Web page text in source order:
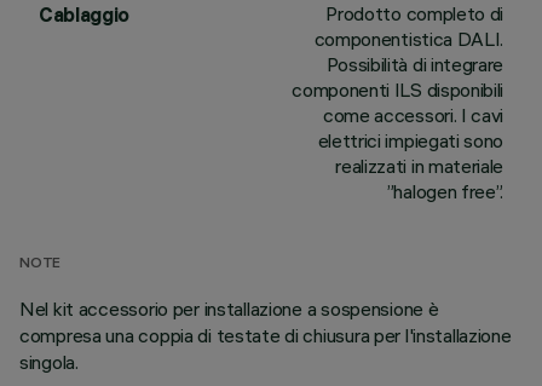
Cablaggio
Prodotto completo di
componentistica DALI.
Possibilità di integrare
componenti ILS disponibili
come accessori. I cavi
elettrici impiegati sono
realizzati in materiale
”halogen free”.
NOTE
Nel kit accessorio per installazione a sospensione è
compresa una coppia di testate di chiusura per l'installazione
singola.